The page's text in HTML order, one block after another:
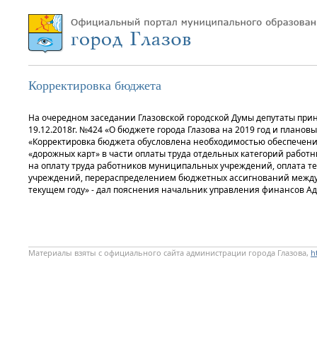
Корректировка бюджета
На очередном заседании Глазовской городской Думы депутаты
19.12.2018г. №424 «О бюджете города Глазова на 2019 год и
«Корректировка бюджета обусловлена необходимостью
«дорожных карт» в части оплаты труда отдельных категорий
на оплату труда работников муниципальных учреждений, оплата
учреждений, перераспределением бюджетных ассигнований
текущем году» - дал пояснения начальник управления финансов
Материалы взяты с официального сайта администрации города Глазова,